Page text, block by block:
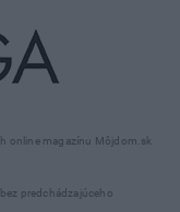
online magazínu Môjdom.sk
predchádzajúceho